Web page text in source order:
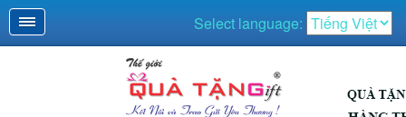
Select language: